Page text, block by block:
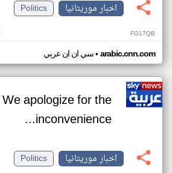
اخبار موريتانيا
Politics
FG17QB
سي ان ان عربي• arabic.cnn.com
We apologize for the
inconvenience...
اخبار موريتانيا
Politics